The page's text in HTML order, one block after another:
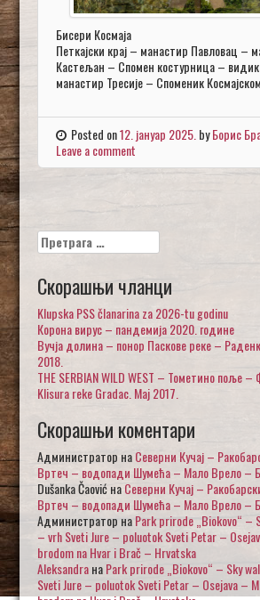
Бисери Космаја
Петкајски крај – манастир Павловац –
Кастељан – Спомен костурница –
манастир Тресије – Споменик
Posted on12. јануар 2025. byБорис
Leave a comment
Претрага
за:
Скорашњи чланци
Klupska PSS članarina za 2026-tu godinu
Корона вирус – пандемија 2020. године
Вучја долина – понор Паскове реке –
2018.
THE SERBIAN WILD WEST – Тометино поље –
Klisura reke Gradac. Maj 2017.
Скорашњи коментари
Администратор наСеверни Кучај –
Вртеч – водопади Шумећа – Мало Врело –
Dušanka ČaovićнаСеверни Кучај –
Вртеч – водопади Шумећа – Мало Врело –
Администратор наPark prirode „Biokovo“ –
– vrh Sveti Jure – poluotok Sveti Petar –
brodom na Hvar i Brač – Hrvatska
AleksandraнаPark prirode „Biokovo“ – Sky
Sveti Jure – poluotok Sveti Petar – Osejava –